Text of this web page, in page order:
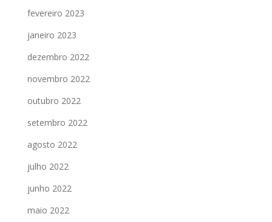
fevereiro 2023
janeiro 2023
dezembro 2022
novembro 2022
outubro 2022
setembro 2022
agosto 2022
julho 2022
junho 2022
maio 2022